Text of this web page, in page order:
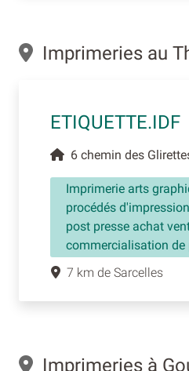
Imprimeries au
ETIQUETTE.IDF
6 chemin des
Imprimerie arts
procédés
post presse achat
commercialisation de
7 km de Sarcelles
Imprimeries à